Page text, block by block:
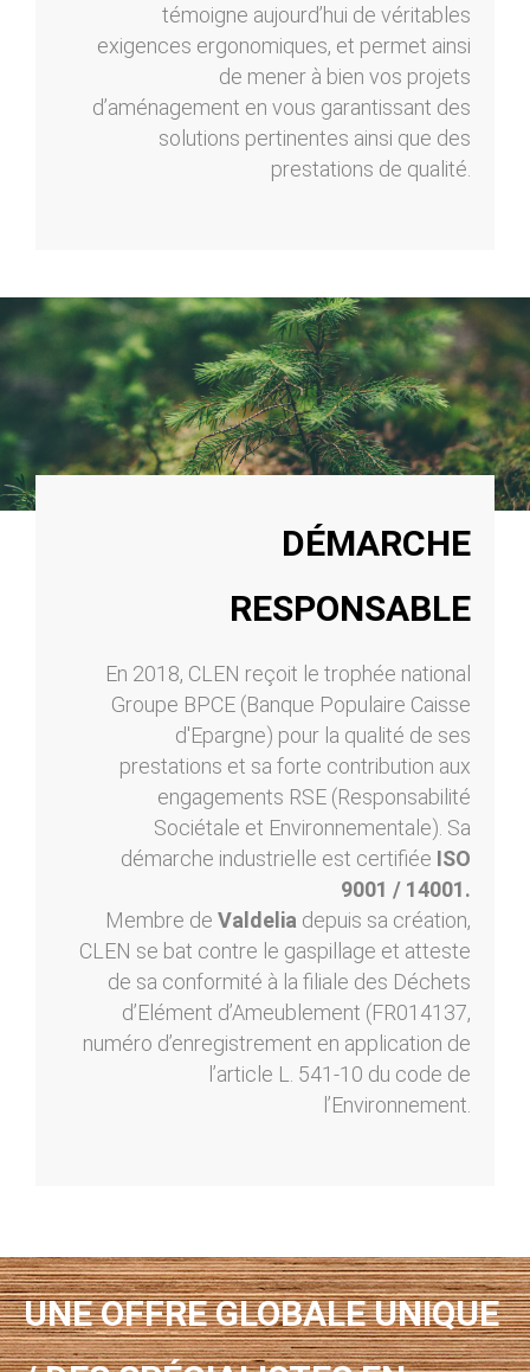
témoigne aujourd’hui de véritables
exigences ergonomiques, et permet ainsi
de mener à bien vos projets
d’aménagement en vous garantissant des
solutions pertinentes ainsi que des
prestations de qualité.
DÉMARCHE
RESPONSABLE
En 2018, CLEN reçoit le trophée national
Groupe BPCE (Banque Populaire Caisse
d'Epargne) pour la qualité de ses
prestations et sa forte contribution aux
engagements RSE (Responsabilité
Sociétale et Environnementale). Sa
démarche industrielle est certifiée ISO
9001 / 14001.
Membre de Valdelia depuis sa création,
CLEN se bat contre le gaspillage et atteste
de sa conformité à la filiale des Déchets
d’Elément d’Ameublement (FR014137,
numéro d’enregistrement en application de
l’article L. 541-10 du code de
l’Environnement.
UNE OFFRE GLOBALE UNIQUE